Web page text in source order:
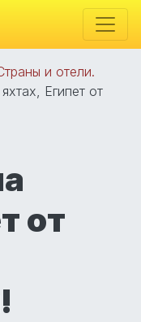
и отели.
Египет от
от